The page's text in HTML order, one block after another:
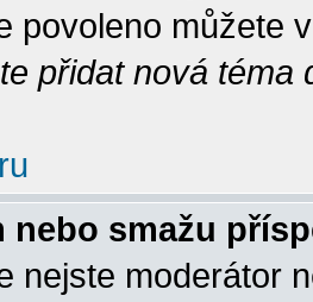
povoleno můžete
přidat nová téma
nebo smažu
nejste moderátor